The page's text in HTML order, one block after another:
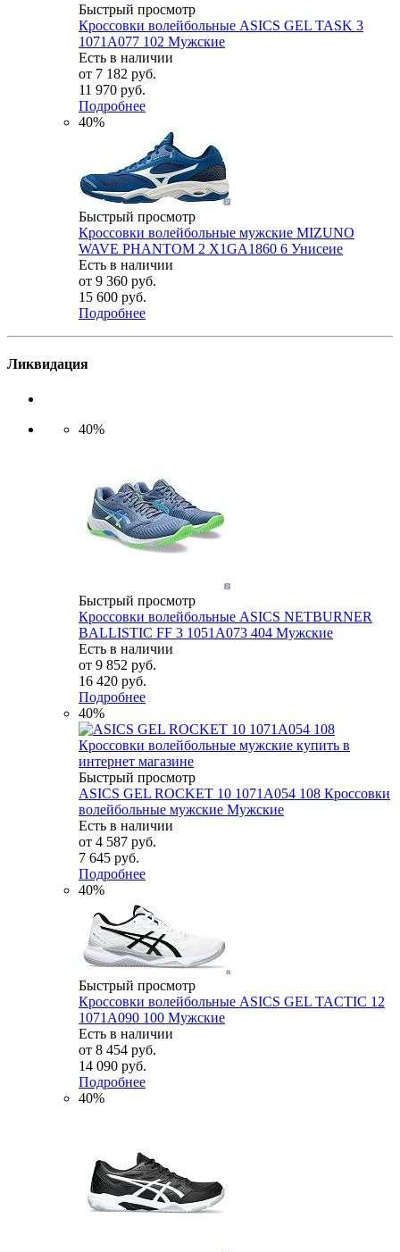
Быстрый просмотр
Кроссовки волейбольные ASICS GEL TASK 3
1071A077 102 Мужские
Есть в наличии
от 7 182 руб.
11 970 руб.
Подробнее
40%
Быстрый просмотр
Кроссовки волейбольные мужские MIZUNO
WAVE PHANTOM 2 X1GA1860 6 Унисеие
Есть в наличии
от 9 360 руб.
15 600 руб.
Подробнее
Ликвидация
40%
Быстрый просмотр
Кроссовки волейбольные ASICS NETBURNER
BALLISTIC FF 3 1051A073 404 Мужские
Есть в наличии
от 9 852 руб.
16 420 руб.
Подробнее
40%
Быстрый просмотр
ASICS GEL ROCKET 10 1071A054 108 Кроссовки
волейбольные мужские Мужские
Есть в наличии
от 4 587 руб.
7 645 руб.
Подробнее
40%
Быстрый просмотр
Кроссовки волейбольные ASICS GEL TACTIC 12
1071A090 100 Мужские
Есть в наличии
от 8 454 руб.
14 090 руб.
Подробнее
40%